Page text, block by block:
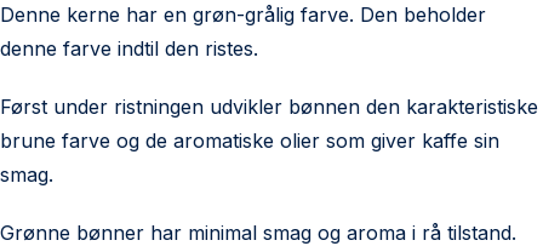
Denne kerne har en grøn-grålig farve. Den beholder
denne farve indtil den ristes.
Først under ristningen udvikler bønnen den karakteristiske
brune farve og de aromatiske olier som giver kaffe sin
smag.
Grønne bønner har minimal smag og aroma i rå tilstand.